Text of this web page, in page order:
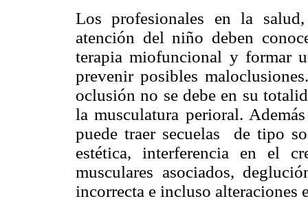
Los profesionales en la
atención del niño deben
terapia miofuncional y formar
prevenir posibles
oclusión no se debe en su
la musculatura perioral.
puede traer secuelas de tipo
estética, interferencia en el
musculares asociados,
incorrecta e incluso alteraciones